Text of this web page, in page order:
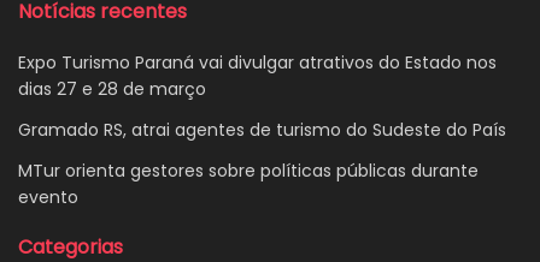
Notícias recentes
Expo Turismo Paraná vai divulgar atrativos do Estado nos
dias 27 e 28 de março
Gramado RS, atrai agentes de turismo do Sudeste do País
MTur orienta gestores sobre políticas públicas durante
evento
Categorias